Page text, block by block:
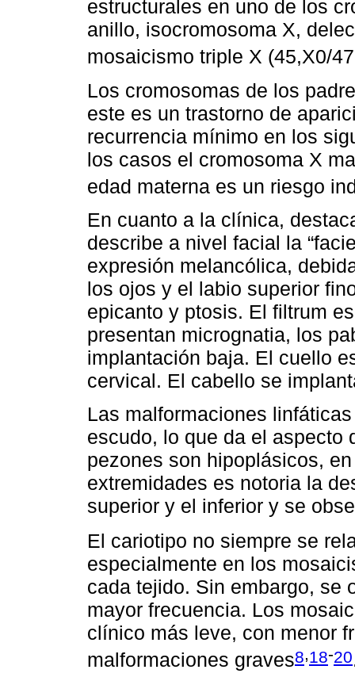
estructurales en uno de los
anillo, isocromosoma X,
mosaicismo triple X (45,X0/
Los cromosomas de los
este es un trastorno de
recurrencia mínimo en los
los casos el cromosoma X
edad materna es un riesgo
En cuanto a la clínica,
describe a nivel facial la
expresión melancólica,
los ojos y el labio superior
epicanto y ptosis. El filtrum
presentan micrognatia, los
implantación baja. El cuello
cervical. El cabello se
Las malformaciones
escudo, lo que da el aspecto
pezones son hipoplásicos,
extremidades es notoria la
superior y el inferior y se
El cariotipo no siempre se
especialmente en los
cada tejido. Sin embargo, se
mayor frecuencia. Los
clínico más leve, con menor
malformaciones graves8,18-20